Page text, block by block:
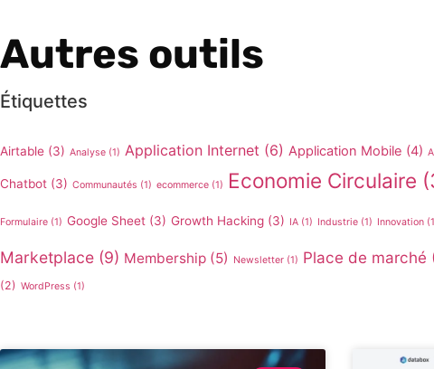
Autres outils
Étiquettes
Airtable (3) Analyse (1) Application Internet (6) Application Mobile (4)
Chatbot (3) Communautés (1) ecommerce (1) Economie Circulaire
Formulaire (1) Google Sheet (3) Growth Hacking (3) IA (1) Industrie (1) Innovation
Marketplace (9) Membership (5) Newsletter (1) Place de marché
(2) WordPress (1)